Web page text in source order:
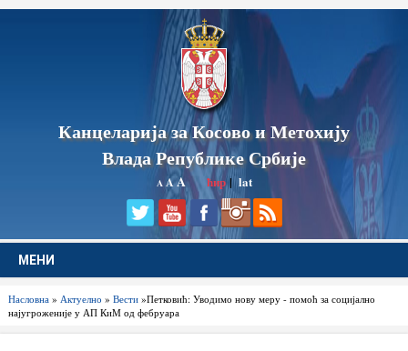
Канцеларија за Косово и Метохију
Влада Републике Србије
A AA ћир|lat
МЕНИ
Насловна» Актуелно » Вести»Петковић: Уводимо нову меру - помоћ за социјално
најугроженије у АП КиМ од фебруара